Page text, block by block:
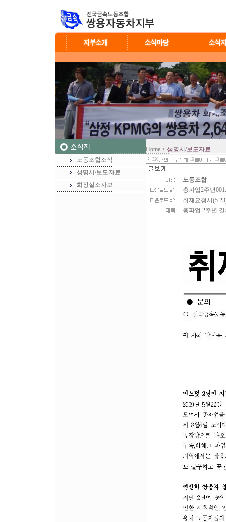
노동조합소식
성명서/보도자료
화장실소자보
Home > 성명서/보도자료
320 16 13
노동조합
총파업2주년
취재요청서
총파업 2주년